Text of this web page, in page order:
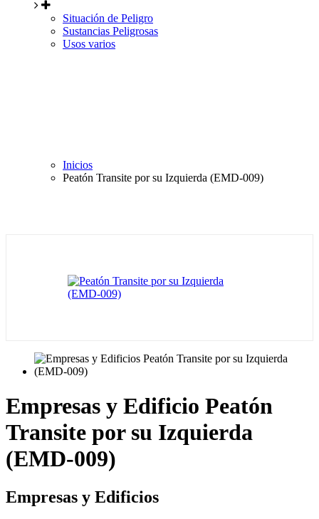
Situación de Peligro
Sustancias Peligrosas
Usos varios
Inicios
Peatón Transite por su Izquierda (EMD-009)
Empresas y Edificio Peatón
Transite por su Izquierda
(EMD-009)
Empresas y Edificios